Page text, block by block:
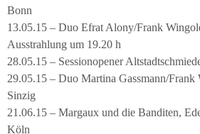
Bonn
13.05.15 – Duo Efrat Alony/Frank
Ausstrahlung um 19.20 h
28.05.15 – Sessionopener
29.05.15 – Duo Martina Gassmann/
Sinzig
21.06.15 – Margaux und die Banditen,
Köln